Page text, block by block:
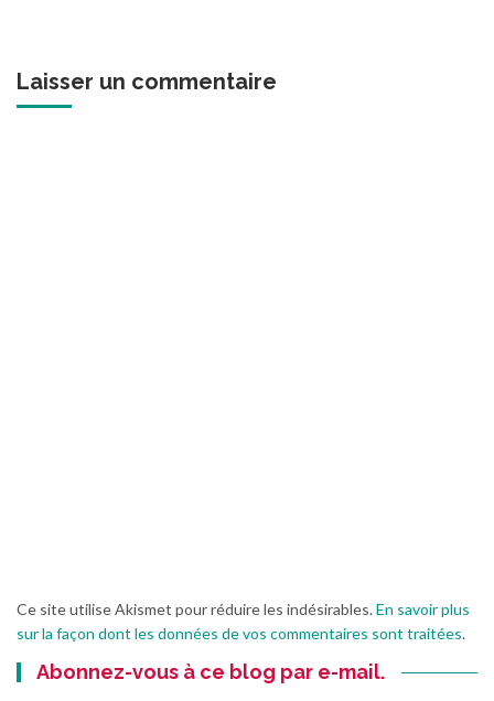
Laisser un commentaire
Ce site utilise Akismet pour réduire les indésirables.En savoir plus
sur la façon dont les données de vos commentaires sont traitées.
Abonnez-vous à ce blog par e-mail.